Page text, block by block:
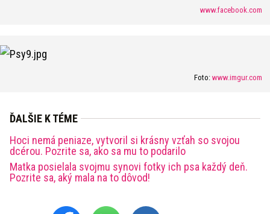
www.facebook.com
Foto: www.imgur.com
ĎALŠIE K TÉME
Hoci nemá peniaze, vytvoril si krásny vzťah so svojou
dcérou. Pozrite sa, ako sa mu to podarilo
Matka posielala svojmu synovi fotky ich psa každý deň.
Pozrite sa, aký mala na to dôvod!